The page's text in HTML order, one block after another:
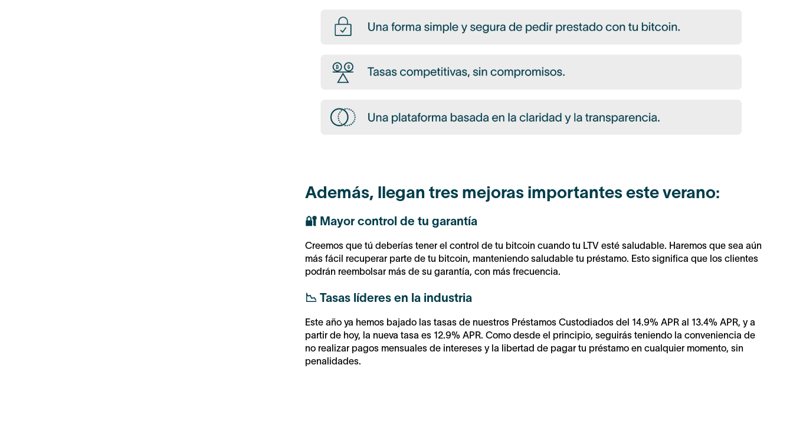
Además, llegan tres mejoras importantes este verano:
🔐 Mayor control de tu garantía
Creemos que tú deberías tener el control de tu bitcoin cuando tu LTV esté saludable. Haremos que sea aún
más fácil recuperar parte de tu bitcoin, manteniendo saludable tu préstamo. Esto significa que los clientes
podrán reembolsar más de su garantía, con más frecuencia.
📉 Tasas líderes en la industria
Este año ya hemos bajado las tasas de nuestros Préstamos Custodiados del 14.9% APR al 13.4% APR, y a
partir de hoy, la nueva tasa es 12.9% APR. Como desde el principio, seguirás teniendo la conveniencia de
no realizar pagos mensuales de intereses y la libertad de pagar tu préstamo en cualquier momento, sin
penalidades.